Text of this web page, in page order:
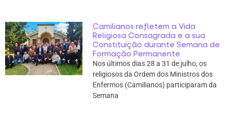
Camilianos refletem a Vida
Religiosa Consagrada e a sua
Constituição durante Semana de
Formação Permanente
Nos últimos dias 28 a 31 de julho, os
religiosos da Ordem dos Ministros dos
Enfermos (Camilianos) participaram da
Semana